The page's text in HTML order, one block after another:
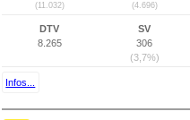
(11.032) (4.696)
DTV
8.265
SV
306
(3,7%)
Infos...